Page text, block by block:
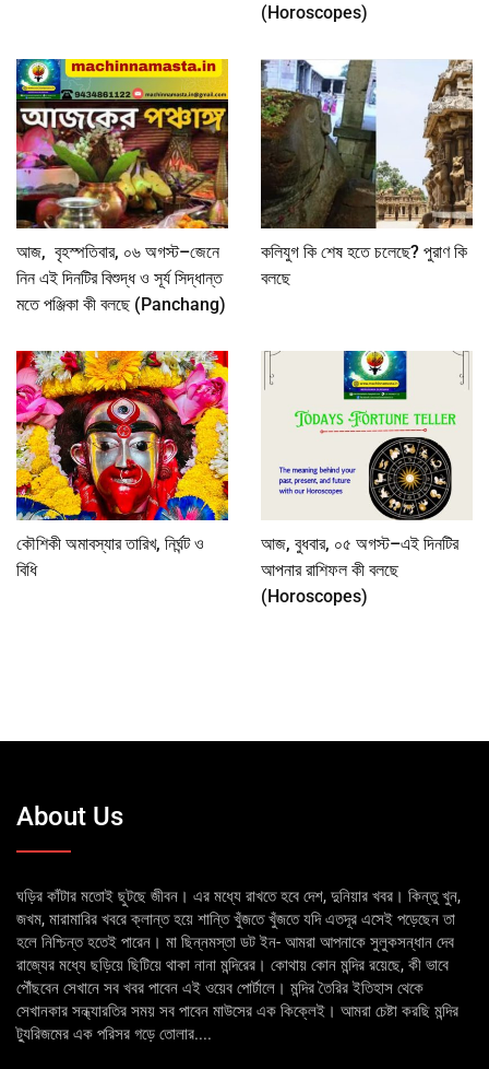
(Horoscopes)
আজ, বৃহস্পতিবার, ০৬ অগস্ট–জেনে
নিন এই দিনটির বিশুদ্ধ ও সূর্য সিদ্ধান্ত
মতে পঞ্জিকা কী বলছে (Panchang)
কলিযুগ কি শেষ হতে চলেছে? পুরাণ কি
বলছে
কৌশিকী অমাবস্যার তারিখ, নির্ঘন্ট ও
বিধি
আজ, বুধবার, ০৫ অগস্ট–এই দিনটির
আপনার রাশিফল কী বলছে
(Horoscopes)
About Us
ঘড়ির কাঁটার মতোই ছুটছে জীবন। এর মধ্যে রাখতে হবে দেশ, দুনিয়ার খবর। কিন্তু খুন,
জখম, মারামারির খবরে ক্লান্ত হয়ে শান্তি খুঁজতে খুঁজতে যদি এতদূর এসেই পড়েছেন তা
হলে নিশ্চিন্ত হতেই পারেন। মা ছিন্নমস্তা ডট ইন- আমরা আপনাকে সুলুকসন্ধান দেব
রাজ্যের মধ্যে ছড়িয়ে ছিটিয়ে থাকা নানা মন্দিরের। কোথায় কোন মন্দির রয়েছে, কী ভাবে
পৌঁছবেন সেখানে সব খবর পাবেন এই ওয়েব পোর্টালে। মন্দির তৈরির ইতিহাস থেকে
সেখানকার সন্ধ্যারতির সময় সব পাবেন মাউসের এক কিক্লেই। আমরা চেষ্টা করছি মন্দির
ট্যুরিজমের এক পরিসর গড়ে তোলার....